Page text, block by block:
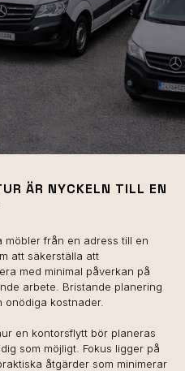
ÄR NYCKELN TILL EN
möbler från en adress till en
att säkerställa att
med minimal påverkan på
arbete. Bristande planering
kostnader.
en kontorsflytt bör planeras
som möjligt. Fokus ligger på
åtgärder som minimerar